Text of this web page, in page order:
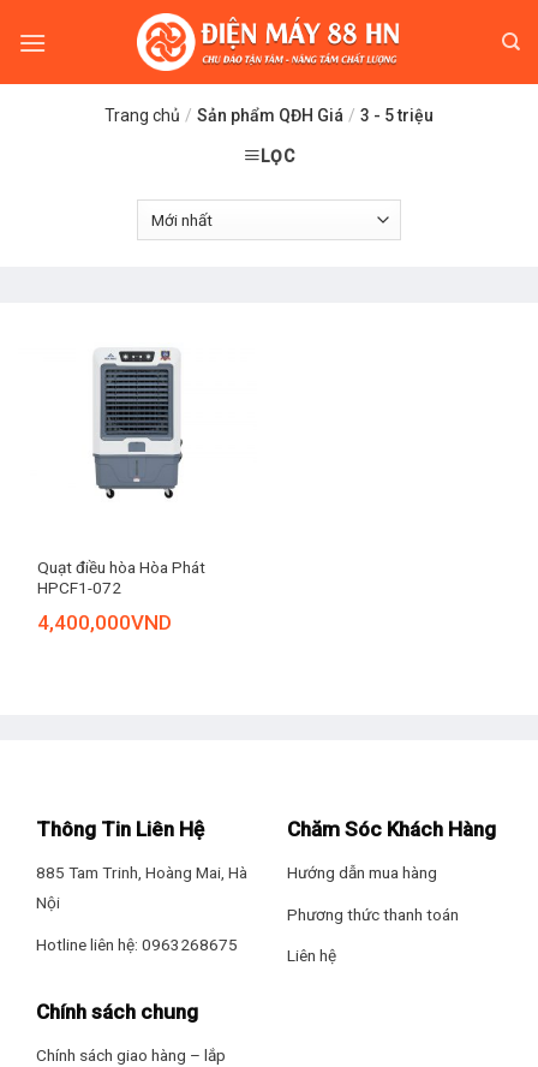
Trang chủ / Sản phẩm QĐH Giá / 3 - 5 triệu
LỌC
Quạt điều hòa Hòa Phát
HPCF1-072
4,400,000VND
Thông Tin Liên Hệ
885 Tam Trinh, Hoàng Mai, Hà
Nội
Hotline liên hệ: 0963268675
Chăm Sóc Khách Hàng
Hướng dẫn mua hàng
Phương thức thanh toán
Liên hệ
Chính sách chung
Chính sách giao hàng – lắp